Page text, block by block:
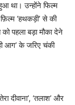
था। उन्होंने फिल्म
‘हथकड़ी’ से की
पहला बड़ा मौका देने
आग’ के जरिए चंकी
दीवाना’, ‘तलाश’ और